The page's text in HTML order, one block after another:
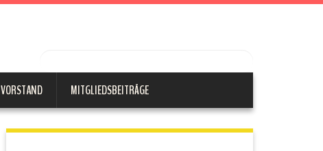
VORSTAND MITGLIEDSBEITRÄGE